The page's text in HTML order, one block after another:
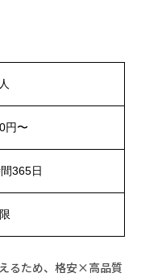
円〜
365日
るため、格安×高品質